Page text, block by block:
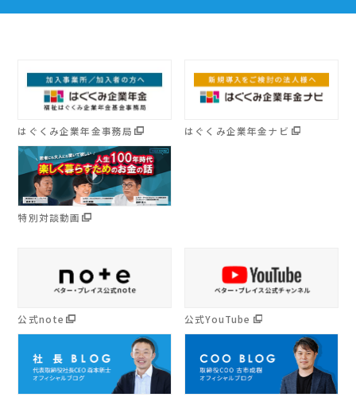
はぐくみ企業年金事務局 はぐくみ企業年金ナビ
特別対談動画
公式note 公式YouTube